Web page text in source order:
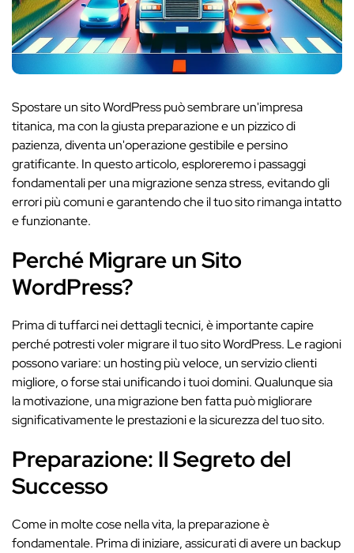
Spostare un sito WordPress può sembrare un'impresa
titanica, ma con la giusta preparazione e un pizzico di
pazienza, diventa un'operazione gestibile e persino
gratificante. In questo articolo, esploreremo i passaggi
fondamentali per una migrazione senza stress, evitando gli
errori più comuni e garantendo che il tuo sito rimanga intatto
e funzionante.
Perché Migrare un Sito
WordPress?
Prima di tuffarci nei dettagli tecnici, è importante capire
perché potresti voler migrare il tuo sito WordPress. Le ragioni
possono variare: un hosting più veloce, un servizio clienti
migliore, o forse stai unificando i tuoi domini. Qualunque sia
la motivazione, una migrazione ben fatta può migliorare
significativamente le prestazioni e la sicurezza del tuo sito.
Preparazione: Il Segreto del
Successo
Come in molte cose nella vita, la preparazione è
fondamentale. Prima di iniziare, assicurati di avere un backup